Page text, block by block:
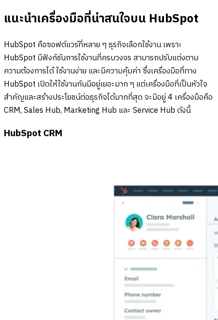
แนะนำเครื่องมือที่น่าสนใจบน HubSpot
HubSpot คือซอฟต์แวร์ที่หลาย ๆ ธุรกิจเลือกใช้งาน เพราะ
HubSpot มีฟังก์ชันการใช้งานที่ครบวงจร สามารถปรับแต่งตาม
ความต้องการได้ ใช้งานง่าย และมีความคุ้มค่า ซึ่งเครื่องมือที่ทาง
HubSpot เปิดให้ใช้งานกันมีอยู่เยอะมาก ๆ แต่เครื่องมือที่เป็นหัวใจ
สำคัญและสร้างประโยชน์ต่อธุรกิจได้มากที่สุด จะมีอยู่ 4 เครื่องมือคือ
CRM, Sales Hub, Marketing Hub และ Service Hub ดังนี้
HubSpot CRM